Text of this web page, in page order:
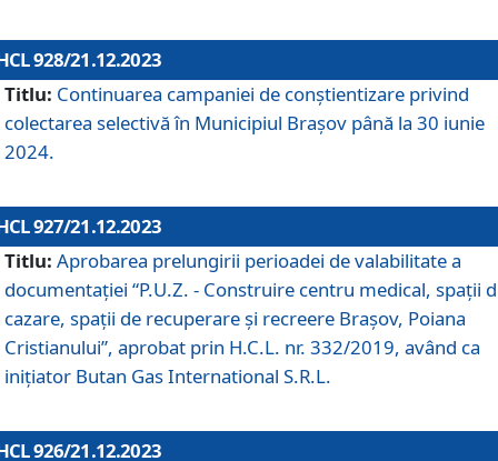
928/21.12.2023
Titlu: Continuarea campaniei de conștientizare privind
colectarea selectivă în Municipiul Braşov până la 30 iunie
2024.
927/21.12.2023
Titlu: Aprobarea prelungirii perioadei de valabilitate a
documentaţiei “P.U.Z. - Construire centru medical, spații
cazare, spații de recuperare și recreere Brașov, Poiana
Cristianului”, aprobat prin H.C.L. nr. 332/2019, având ca
inițiator Butan Gas International S.R.L.
926/21.12.2023